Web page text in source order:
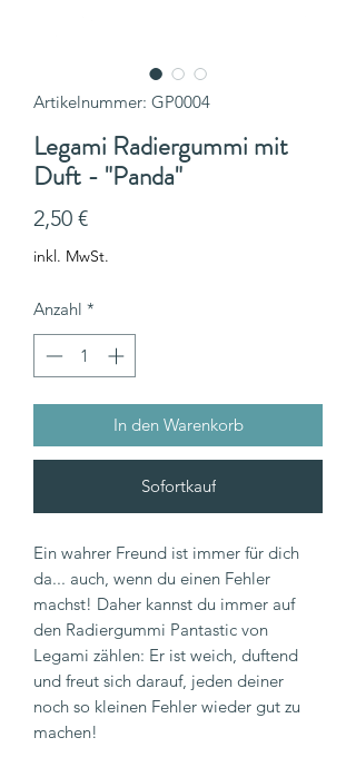
Artikelnummer: GP0004
Legami Radiergummi mit
Duft - "Panda"
2,50 €Preis
inkl. MwSt.
Anzahl *
In den Warenkorb
Sofortkauf
Ein wahrer Freund ist immer für dich
da... auch, wenn du einen Fehler
machst! Daher kannst du immer auf
den Radiergummi Pantastic von
Legami zählen: Er ist weich, duftend
und freut sich darauf, jeden deiner
noch so kleinen Fehler wieder gut zu
machen!